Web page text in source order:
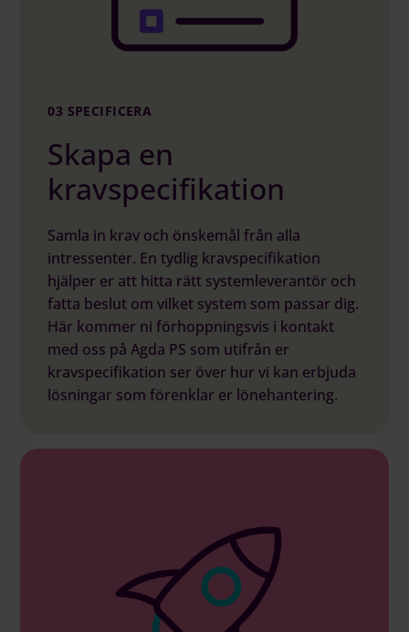
03 SPECIFICERA
Skapa en
kravspecifikation
Samla in krav och önskemål från alla
intressenter. En tydlig kravspecifikation
hjälper er att hitta rätt systemleverantör och
fatta beslut om vilket system som passar dig.
Här kommer ni förhoppningsvis i kontakt
med oss på Agda PS som utifrån er
kravspecifikation ser över hur vi kan erbjuda
lösningar som förenklar er lönehantering.